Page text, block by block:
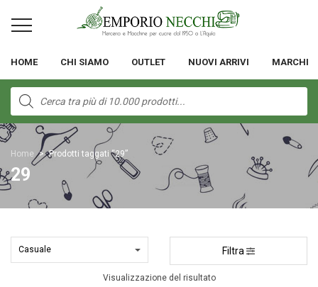
HOME CHI SIAMO OUTLET NUOVI ARRIVI MARCHI
Products
search
Home > Prodotti taggati “29”
29
Filtra
Visualizzazione del risultato